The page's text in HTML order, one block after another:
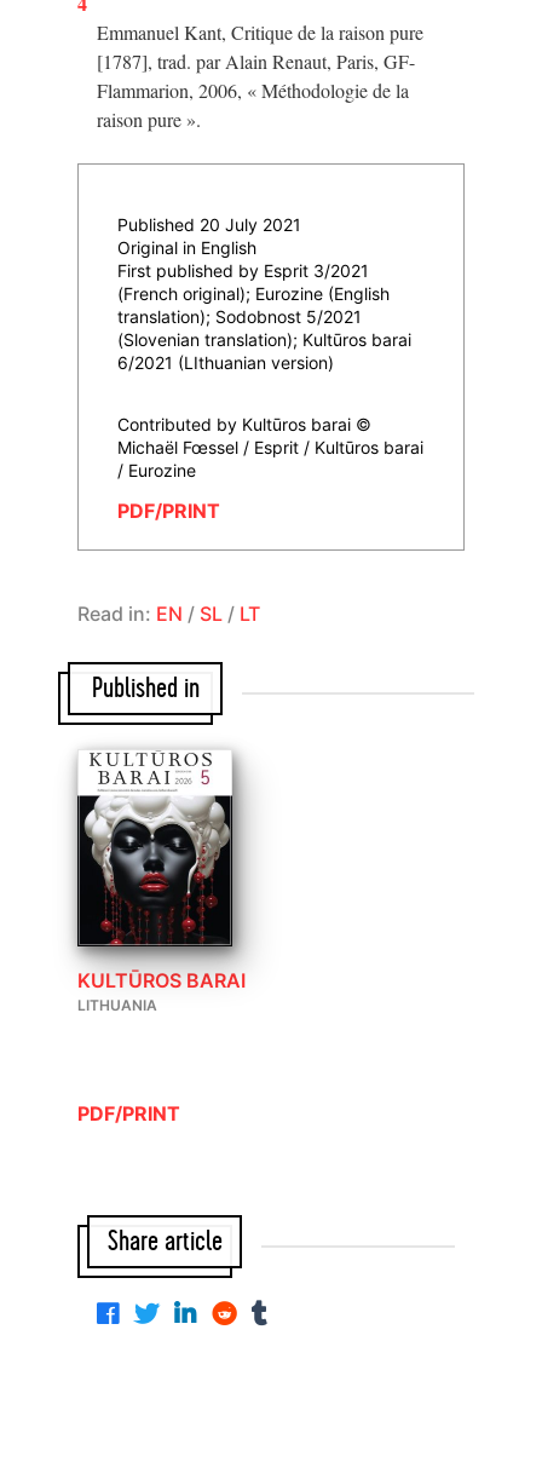
Emmanuel Kant, Critique de la raison pure
[1787], trad. par Alain Renaut, Paris, GF-
Flammarion, 2006, « Méthodologie de la
raison pure ».
Published 20 July 2021
Original in English
First published by Esprit 3/2021
(French original); Eurozine (English
translation); Sodobnost 5/2021
(Slovenian translation); Kultūros barai
6/2021 (LIthuanian version)
Contributed by Kultūros barai ©
Michaël Fœssel / Esprit / Kultūros barai
/ Eurozine
PDF/PRINT
Read in: EN / SL / LT
Published in
KULTŪROS BARAI
LITHUANIA
PDF/PRINT
Share article